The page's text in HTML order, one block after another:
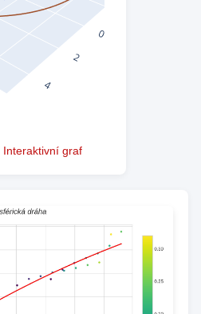
Interaktivní graf